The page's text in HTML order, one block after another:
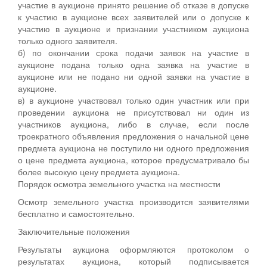
участие в аукционе принято решение об отказе в допуске
к участию в аукционе всех заявителей или о допуске к
участию в аукционе и признании участником аукциона
только одного заявителя.
б) по окончании срока подачи заявок на участие в
аукционе подана только одна заявка на участие в
аукционе или не подано ни одной заявки на участие в
аукционе.
в) в аукционе участвовал только один участник или при
проведении аукциона не присутствовал ни один из
участников аукциона, либо в случае, если после
троекратного объявления предложения о начальной цене
предмета аукциона не поступило ни одного предложения
о цене предмета аукциона, которое предусматривало бы
более высокую цену предмета аукциона.
Порядок осмотра земельного участка на местности
Осмотр земельного участка производится заявителями
бесплатно и самостоятельно.
Заключительные положения
Результаты аукциона оформляются протоколом о
результатах аукциона, который подписывается